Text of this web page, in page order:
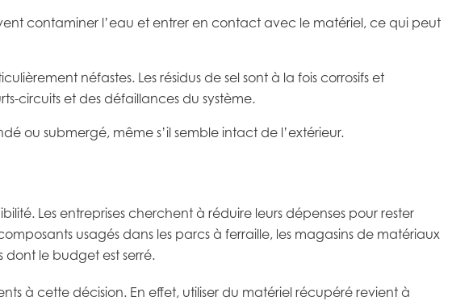
contaminer l’eau et entrer en contact avec le matériel, ce qui peut
néfastes. Les résidus de sel sont à la fois corrosifs et
circuits et des défaillances du système.
ou submergé, même s’il semble intact de l’extérieur.
Les entreprises cherchent à réduire leurs dépenses pour rester
usagés dans les parcs à ferraille, les magasins de matériaux
dont le budget est serré.
à cette décision. En effet, utiliser du matériel récupéré revient à